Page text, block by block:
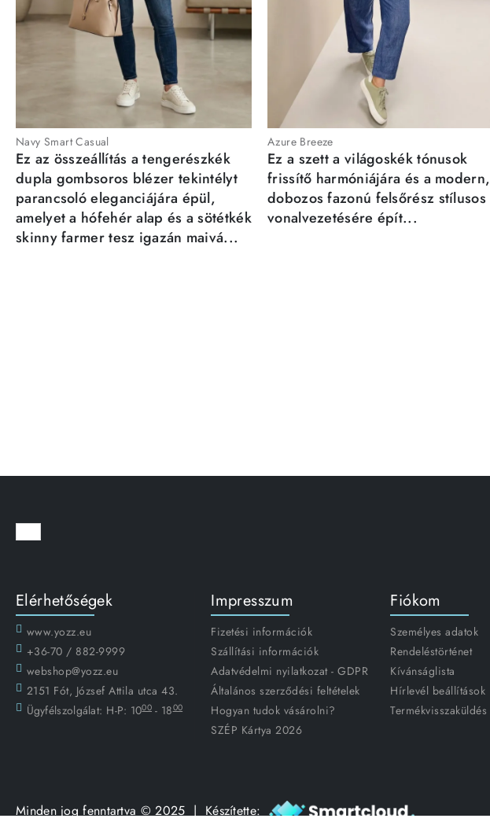
Navy Smart Casual
Ez az összeállítás a tengerészkék
dupla gombsoros blézer tekintélyt
parancsoló eleganciájára épül,
amelyet a hófehér alap és a sötétkék
skinny farmer tesz igazán maivá...
Azure Breeze
Ez a szett a világoskék tónusok
frissítő harmóniájára és a modern,
dobozos fazonú felsőrész stílusos
vonalvezetésére épít...
Elérhetőségek
www.yozz.eu
+36-70 / 882-9999
webshop@yozz.eu
2151 Fót, József Attila utca 43.
Ügyfélszolgálat: H-P: 1000 - 1800
Impresszum
Fizetési információk
Szállítási információk
Adatvédelmi nyilatkozat - GDPR
Általános szerződési feltételek
Hogyan tudok vásárolni?
SZÉP Kártya 2026
Fiókom
Személyes adatok
Rendeléstörténet
Kívánságlista
Hírlevél beállítások
Termékvisszaküldés
Minden jog fenntartva © 2025 | Készítette: